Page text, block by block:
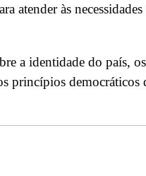
atender às necessidades
a identidade do país,
princípios democráticos